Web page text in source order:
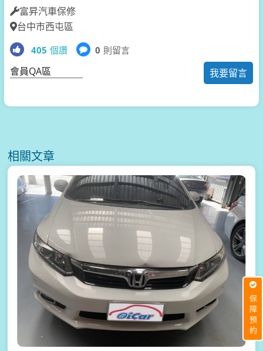
富昇汽車保修
台中市西屯區
405 個讚 0 則留言
我要留言
會員QA區
相關文章
保障預約